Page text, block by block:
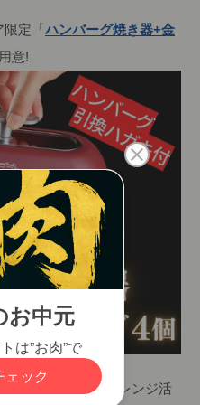
限定「ハンバーグ焼き器+金
意!
バーグ焼き器のアレンジ活